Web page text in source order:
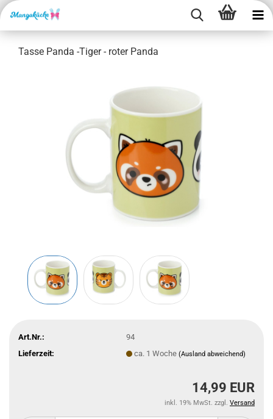
Tasse Panda -Tiger - roter Panda
Art.Nr.:
94
Lieferzeit:
ca. 1 Woche (Ausland abweichend)
14,99 EUR
inkl. 19% MwSt. zzgl. Versand